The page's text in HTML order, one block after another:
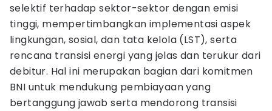
selektif terhadap sektor-sektor dengan emisi
tinggi, mempertimbangkan implementasi aspek
lingkungan, sosial, dan tata kelola (LST), serta
rencana transisi energi yang jelas dan terukur dari
debitur. Hal ini merupakan bagian dari komitmen
BNI untuk mendukung pembiayaan yang
bertanggung jawab serta mendorong transisi